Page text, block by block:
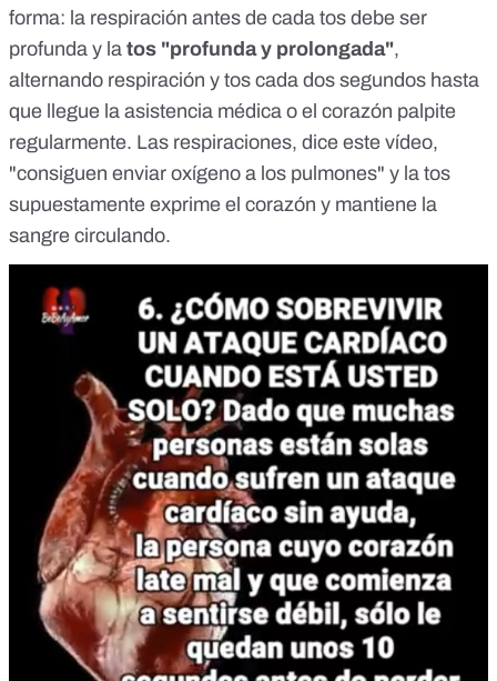
forma: la respiración antes de cada tos debe ser
profunda y la tos "profunda y prolongada",
alternando respiración y tos cada dos segundos hasta
que llegue la asistencia médica o el corazón palpite
regularmente. Las respiraciones, dice este vídeo,
"consiguen enviar oxígeno a los pulmones" y la tos
supuestamente exprime el corazón y mantiene la
sangre circulando.